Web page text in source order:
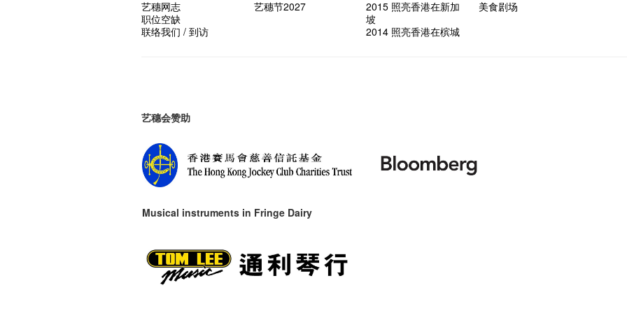
艺穗网志
职位空缺
联络我们 / 到访
艺穗节2027
2015 照亮香港在新加
坡
2014 照亮香港在槟城
美食剧场
艺穗会赞助
Musical instruments in Fringe Dairy